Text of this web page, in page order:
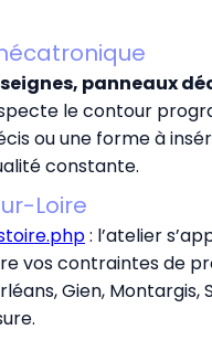
panneaux
le contour
ou une forme à
constante.
Loire
: l’atelier
vos contraintes de
Gien, Montargis,